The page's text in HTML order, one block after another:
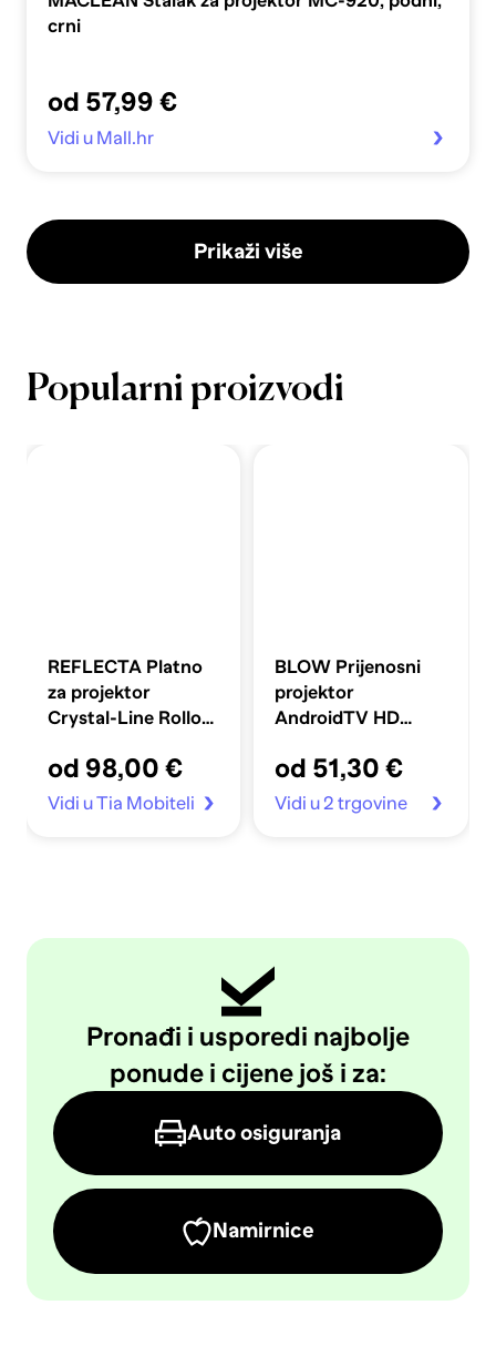
crni
od 57,99 €
Vidi u Mall.hr
Prikaži više
Popularni proizvodi
REFLECTA Platno
za projektor
Crystal-Line Rollo
od 98,00 €
Vidi u Tia Mobiteli
BLOW Prijenosni
projektor
AndroidTV HD
od 51,30 €
Vidi u 2 trgovine
Pronađi i usporedi najbolje
ponude i cijene još i za:
Auto osiguranja
Namirnice